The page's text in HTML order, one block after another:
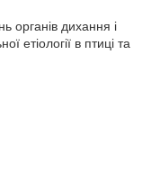
органів дихання і
етіології в птиці та